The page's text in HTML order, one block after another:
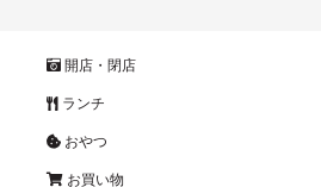
開店・閉店
ランチ
おやつ
お買い物